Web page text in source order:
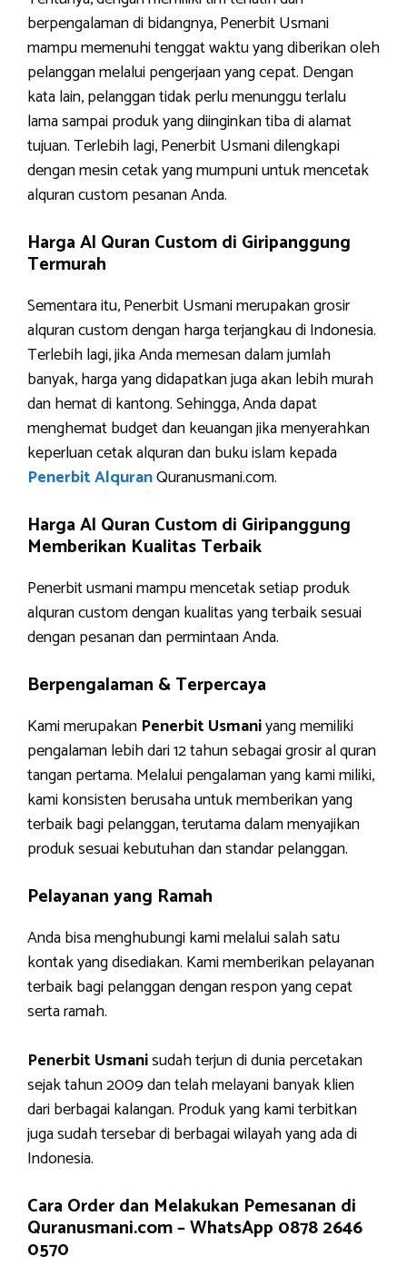
berpengalaman di bidangnya, Penerbit Usmani
mampu memenuhi tenggat waktu yang diberikan oleh
pelanggan melalui pengerjaan yang cepat. Dengan
kata lain, pelanggan tidak perlu menunggu terlalu
lama sampai produk yang diinginkan tiba di alamat
tujuan. Terlebih lagi, Penerbit Usmani dilengkapi
dengan mesin cetak yang mumpuni untuk mencetak
alquran custom pesanan Anda.
Harga Al Quran Custom di Giripanggung
Termurah
Sementara itu, Penerbit Usmani merupakan grosir
alquran custom dengan harga terjangkau di Indonesia.
Terlebih lagi, jika Anda memesan dalam jumlah
banyak, harga yang didapatkan juga akan lebih murah
dan hemat di kantong. Sehingga, Anda dapat
menghemat budget dan keuangan jika menyerahkan
keperluan cetak alquran dan buku islam kepada
Penerbit AlquranQuranusmani.com.
Harga Al Quran Custom di Giripanggung
Memberikan Kualitas Terbaik
Penerbit usmani mampu mencetak setiap produk
alquran custom dengan kualitas yang terbaik sesuai
dengan pesanan dan permintaan Anda.
Berpengalaman & Terpercaya
Kami merupakan Penerbit Usmaniyang memiliki
pengalaman lebih dari 12 tahun sebagai grosir al quran
tangan pertama. Melalui pengalaman yang kami miliki,
kami konsisten berusaha untuk memberikan yang
terbaik bagi pelanggan, terutama dalam menyajikan
produk sesuai kebutuhan dan standar pelanggan.
Pelayanan yang Ramah
Anda bisa menghubungi kami melalui salah satu
kontak yang disediakan. Kami memberikan pelayanan
terbaik bagi pelanggan dengan respon yang cepat
serta ramah.
Penerbit Usmanisudah terjun di dunia percetakan
sejak tahun 2009 dan telah melayani banyak klien
dari berbagai kalangan. Produk yang kami terbitkan
juga sudah tersebar di berbagai wilayah yang ada di
Indonesia.
Cara Order dan Melakukan Pemesanan di
Quranusmani.com –WhatsApp 0878 2646
0570